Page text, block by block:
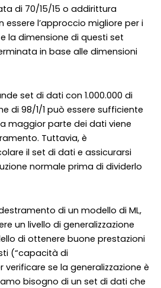
di 70/15/15 o addirittura
essere l’approccio migliore per i
la dimensione di questi set
in base alle dimensioni
set di dati con 1.000.000 di
di 98/1/1 può essere sufficiente
maggior parte dei dati viene
Tuttavia, è
il set di dati e assicurarsi
normale prima di dividerlo
di un modello di ML,
un livello di generalizzazione
di ottenere buone prestazioni
(“capacità di
verificare se la generalizzazione è
bisogno di un set di dati che